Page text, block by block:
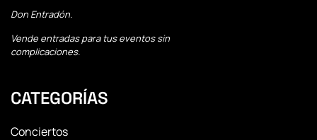
Don Entradón.
Vende entradas para tus eventos sin
complicaciones.
CATEGORÍAS
Conciertos